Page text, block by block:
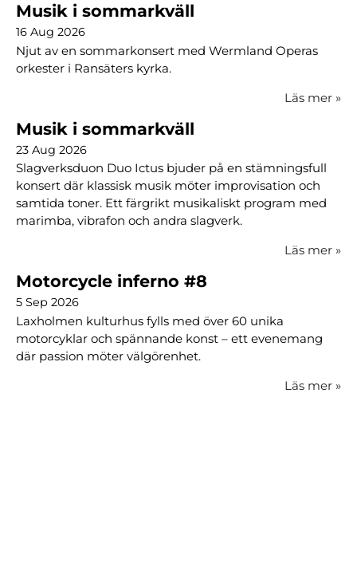
Musik i sommarkväll
16 Aug 2026
Njut av en sommarkonsert med Wermland Operas
orkester i Ransäters kyrka.
Läs mer »
Musik i sommarkväll
23 Aug 2026
Slagverksduon Duo Ictus bjuder på en stämningsfull
konsert där klassisk musik möter improvisation och
samtida toner. Ett färgrikt musikaliskt program med
marimba, vibrafon och andra slagverk.
Läs mer »
Motorcycle inferno #8
5 Sep 2026
Laxholmen kulturhus fylls med över 60 unika
motorcyklar och spännande konst – ett evenemang
där passion möter välgörenhet.
Läs mer »